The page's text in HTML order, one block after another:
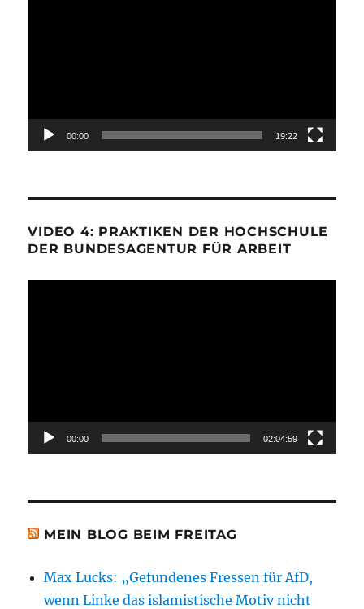
00:00 19:22
VIDEO 4: PRAKTIKEN DER HOCHSCHULE
DER BUNDESAGENTUR FÜR ARBEIT
00:00 02:04:59
MEIN BLOG BEIM FREITAG
Max Lucks: „Gefundenes Fressen für AfD,
wenn Linke das islamistische Motiv nicht